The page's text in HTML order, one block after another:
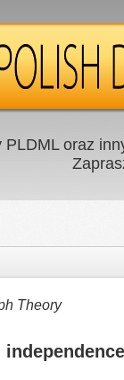
PLDML oraz
Theory